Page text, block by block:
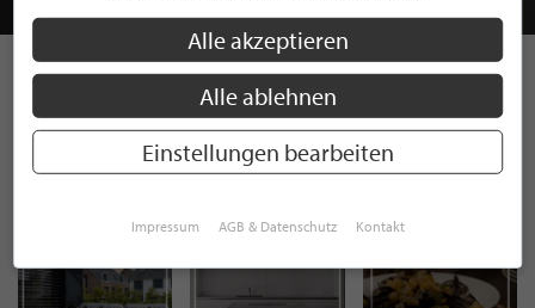
STILPUNKTE AUF
INSTAGRAM
Alle akzeptieren
Alle ablehnen
Einstellungen bearbeiten
Impressum AGB & Datenschutz Kontakt